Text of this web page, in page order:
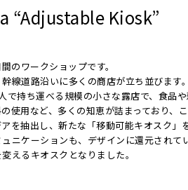
“Adjustable Kiosk”
のワークショップです。
線道路沿いに多くの商店が立ち並びます
持ち運べる規模の小さな露店で、食品
使用など、多くの知恵が詰まっており、
を抽出し、新たな「移動可能キオスク」
ニケーションも、デザインに還元されてい
えるキオスクとなりました。